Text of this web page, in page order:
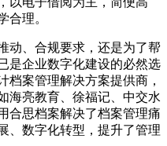
合理。
动、合规要求，还是为了帮
是企业数字化建设的必然选
档案管理解决方案提供商，
海亮教育、徐福记、中交水
合思档案解决了档案管理痛
、数字化转型，提升了管理